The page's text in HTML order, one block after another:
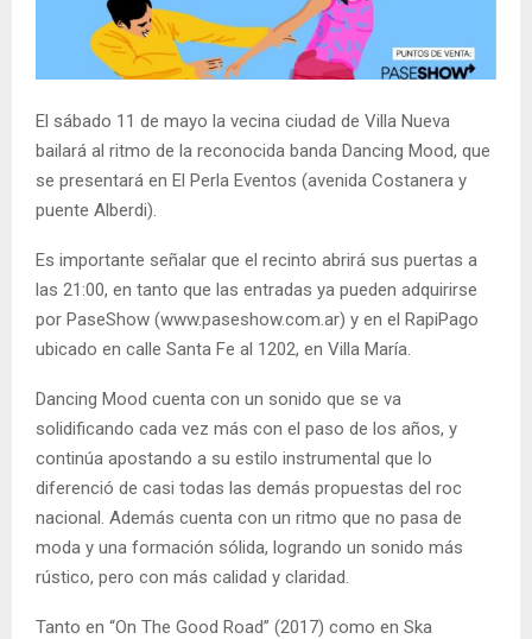
El sábado 11 de mayo la vecina ciudad de Villa Nueva
bailará al ritmo de la reconocida banda Dancing Mood, que
se presentará en El Perla Eventos (avenida Costanera y
puente Alberdi).
Es importante señalar que el recinto abrirá sus puertas a
las 21:00, en tanto que las entradas ya pueden adquirirse
por PaseShow (www.paseshow.com.ar) y en el RapiPago
ubicado en calle Santa Fe al 1202, en Villa María.
Dancing Mood cuenta con un sonido que se va
solidificando cada vez más con el paso de los años, y
continúa apostando a su estilo instrumental que lo
diferenció de casi todas las demás propuestas del roc
nacional. Además cuenta con un ritmo que no pasa de
moda y una formación sólida, logrando un sonido más
rústico, pero con más calidad y claridad.
Tanto en “On The Good Road” (2017) como en Ska